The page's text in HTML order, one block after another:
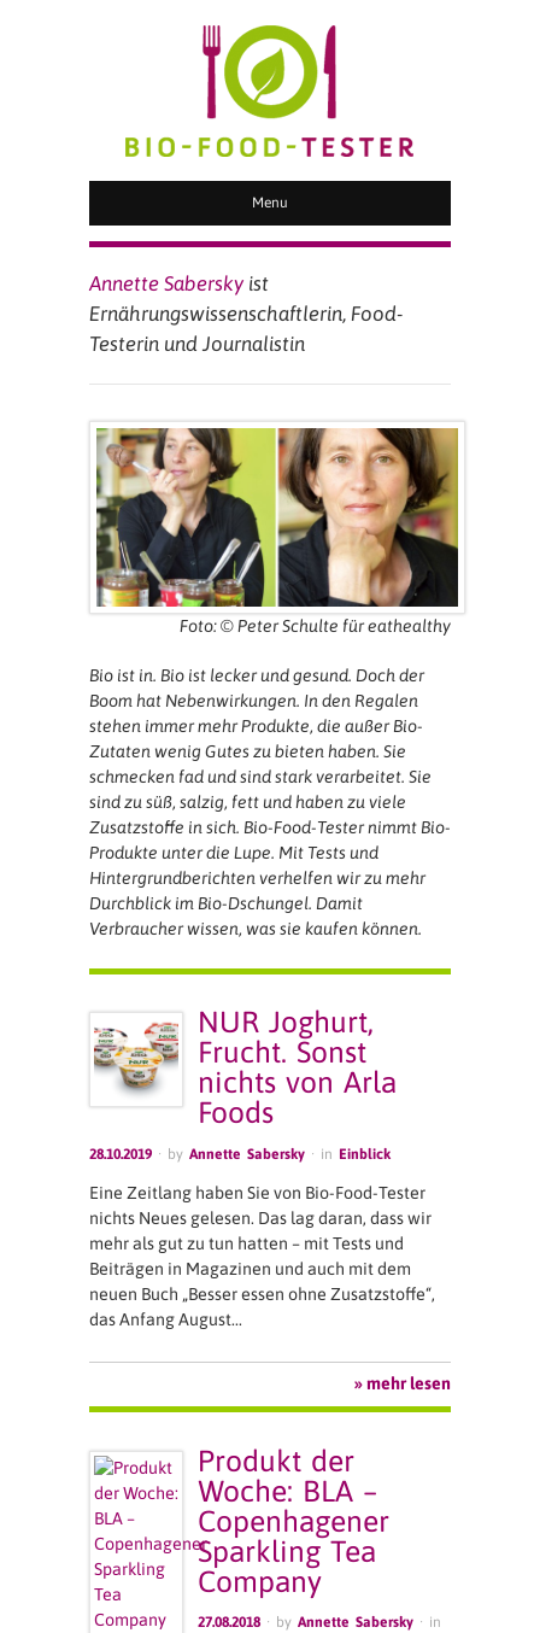
BIO FOOD TESTER
Menu
Annette Sabersky ist
Ernährungswissenschaftlerin, Food-
Testerin und Journalistin
Foto: © Peter Schulte für eathealthy
Bio ist in. Bio ist lecker und gesund. Doch der
Boom hat Nebenwirkungen. In den Regalen
stehen immer mehr Produkte, die außer Bio-
Zutaten wenig Gutes zu bieten haben. Sie
schmecken fad und sind stark verarbeitet. Sie
sind zu süß, salzig, fett und haben zu viele
Zusatzstoffe in sich. Bio-Food-Tester nimmt Bio-
Produkte unter die Lupe. Mit Tests und
Hintergrundberichten verhelfen wir zu mehr
Durchblick im Bio-Dschungel. Damit
Verbraucher wissen, was sie kaufen können.
NUR Joghurt,
Frucht. Sonst
nichts von Arla
Foods
28.10.2019 · by Annette Sabersky · in Einblick
Eine Zeitlang haben Sie von Bio-Food-Tester
nichts Neues gelesen. Das lag daran, dass wir
mehr als gut zu tun hatten – mit Tests und
Beiträgen in Magazinen und auch mit dem
neuen Buch „Besser essen ohne Zusatzstoffe“,
das Anfang August…
» mehr lesen
Produkt der
Woche: BLA –
Copenhagener
Sparkling Tea
Company
27.08.2018 · byAnnette Sabersky · in